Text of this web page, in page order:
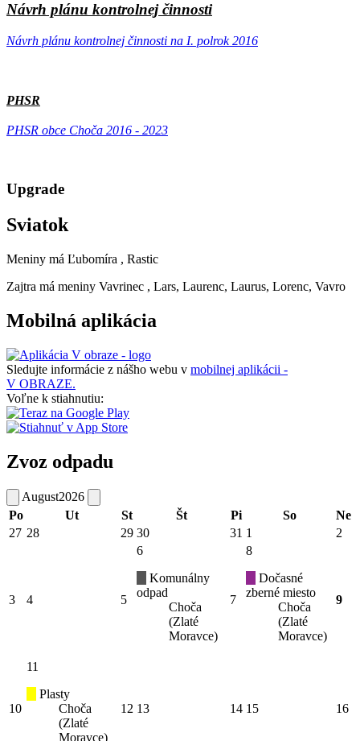
Návrh plánu kontrolnej činnosti
Návrh plánu kontrolnej činnosti na I. polrok 2016
PHSR
PHSR obce Choča 2016 - 2023
Upgrade
Sviatok
Meniny má Ľubomíra , Rastic
Zajtra má meniny Vavrinec , Lars, Laurenc, Laurus, Lorenc, Vavro
Mobilná aplikácia
Sledujte informácie z nášho webu v mobilnej aplikácii -
V OBRAZE.
Voľne k stiahnutiu:
Zvoz odpadu
August2026
Po
Ut St Št Pi So
Ne
27 28 29 30 31 1 2
3 4 5
6
Komunálny
odpad
Choča
(Zlaté
Moravce)
7
8
Dočasné
zberné miesto
Choča
(Zlaté
Moravce)
9
10
11
Plasty
Choča
(Zlaté
Moravce)
12 13 14 15 16